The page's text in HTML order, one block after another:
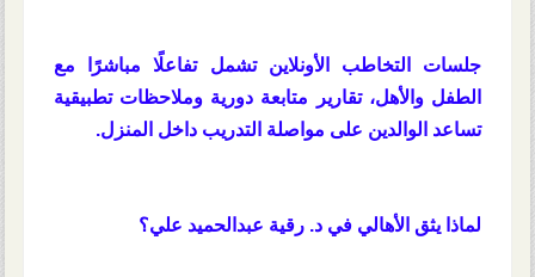
جلسات التخاطب الأونلاين تشمل تفاعلًا مباشرًا مع
الطفل والأهل، تقارير متابعة دورية وملاحظات تطبيقية
تساعد الوالدين على مواصلة التدريب داخل المنزل.
لماذا يثق الأهالي في د. رقية عبدالحميد علي؟